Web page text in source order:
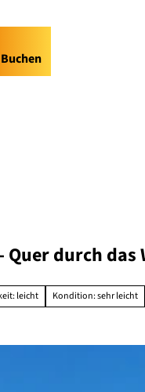
Buchen
durch das
leicht Kondition: sehr leicht